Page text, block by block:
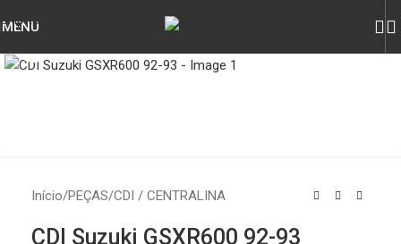
Skip to navigation
MENU
Início/PEÇAS/CDI / CENTRALINA
CDI Suzuki GSXR600 92-93